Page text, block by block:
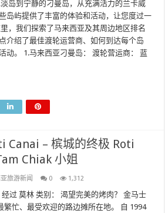
岛到宁静的刁曼岛，从充满活力的兰卡威
岛屿提供了丰富的体验和活动，让您度过一
，我们探索了马来西亚及其周边地区排名
介绍了最佳渡轮运营商、如何到达每个岛
动。 1.马来西亚刁曼岛： 渡轮营运商： 蓝
Canai – 槟城的终极 Roti
Chiak 小姐
旅游新闻 0 1,312
经过 莫林 类别： 渴望完美的烤肉？ 金马士
繁忙、最受欢迎的路边摊所在地。 自 1994